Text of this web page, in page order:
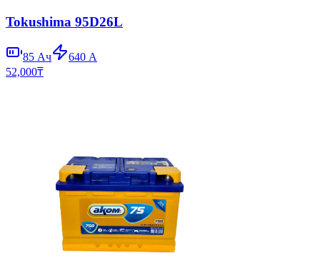
Tokushima 95D26L
85 Ач 640 А
52,000₸